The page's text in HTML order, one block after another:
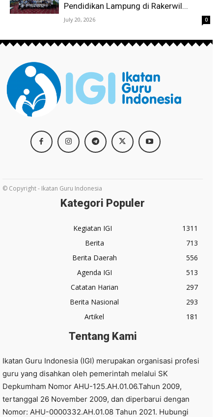
Pendidikan Lampung di Rakerwil...
July 20, 2026 0
© Copyright - Ikatan Guru Indonesia
Kategori Populer
Kegiatan IGI
1311
Berita
713
Berita Daerah
556
Agenda IGI
513
Catatan Harian
297
Berita Nasional
293
Artikel
181
Tentang Kami
Ikatan Guru Indonesia (IGI) merupakan organisasi profesi
guru yang disahkan oleh pemerintah melalui SK
Depkumham Nomor AHU-125.AH.01.06.Tahun 2009,
tertanggal 26 November 2009, dan diperbarui dengan
Nomor: AHU-0000332.AH.01.08 Tahun 2021. Hubungi